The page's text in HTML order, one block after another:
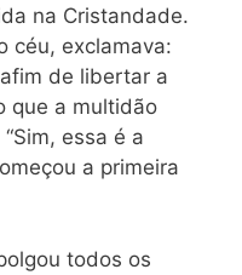
na Cristandade.
céu, exclamava:
de libertar a
que a multidão
essa é a
a primeira
todos os